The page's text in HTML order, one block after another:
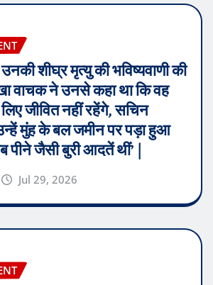
शीघ्र मृत्यु की भविष्यवाणी की
वाचक ने उनसे कहा था कि वह
जीवित नहीं रहेंगे, सचिन
मुंह के बल जमीन पर पड़ा हुआ
पीने जैसी बुरी आदतें थीं’ |
Jul 29, 2026